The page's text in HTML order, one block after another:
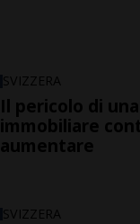
SVIZZERA
Il pericolo di
immobiliare
aumentare
SVIZZERA